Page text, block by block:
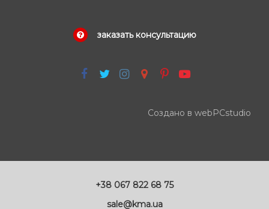
заказать консультацию
Создано в webPCstudio
+38 067 822 68 75
sale@kma.ua